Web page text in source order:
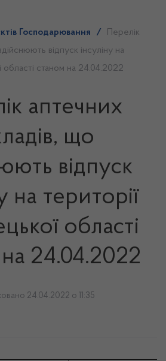
Господарювання /
Перелік
відпуск інсуліну на
області станом на 24.04.2022
аптечних
що
відпуск
на території
області
24.04.2022
24.04.2022 о 11:35